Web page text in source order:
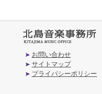
お問い合わせ
サイトマップ
プライバシーポリシー